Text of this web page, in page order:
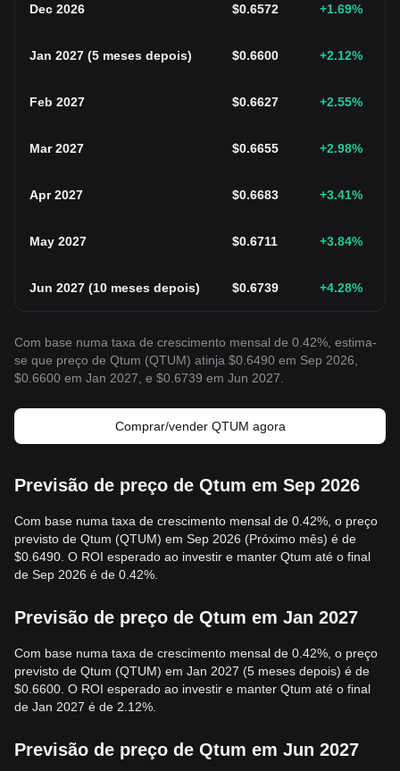
Dec 2026 $0.6572 +1.69%
Jan 2027 (5 meses depois) $0.6600 +2.12%
Feb 2027 $0.6627 +2.55%
Mar 2027 $0.6655 +2.98%
Apr 2027 $0.6683 +3.41%
May 2027 $0.6711 +3.84%
Jun 2027 (10 meses depois) $0.6739 +4.28%
Com base numa taxa de crescimento mensal de 0.42%, estima-
se que preço de Qtum (QTUM) atinja $0.6490 em Sep 2026,
$0.6600 em Jan 2027, e $0.6739 em Jun 2027.
Comprar/vender QTUM agora
Previsão de preço de Qtum em Sep 2026
Com base numa taxa de crescimento mensal de 0.42%, o preço
previsto de Qtum (QTUM) em Sep 2026 (Próximo mês) é de
$0.6490. O ROI esperado ao investir e manter Qtum até o final
de Sep 2026 é de 0.42%.
Previsão de preço de Qtum em Jan 2027
Com base numa taxa de crescimento mensal de 0.42%, o preço
previsto de Qtum (QTUM) em Jan 2027 (5 meses depois) é de
$0.6600. O ROI esperado ao investir e manter Qtum até o final
de Jan 2027 é de 2.12%.
Previsão de preço de Qtum em Jun 2027